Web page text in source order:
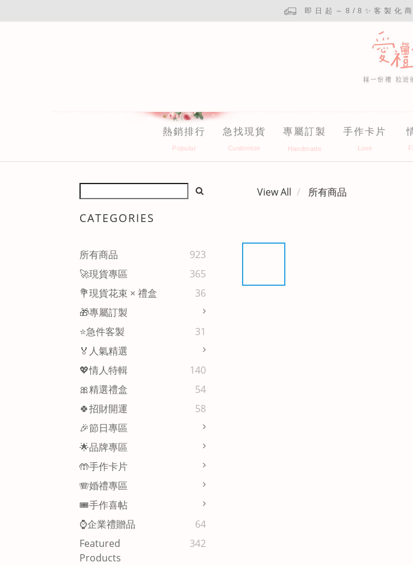
即日起～8/8✨客製化
熱銷排行 急找現貨 專屬訂製 手作卡片
CATEGORIES
所有商品
923
🚀現貨專區
365
💐現貨花束 × 禮盒
36
🎁專屬訂製
⭐急件客製
31
🏅人氣精選
💖情人特輯
140
🎀精選禮盒
54
🍀招財開運
58
🎉節日專區
🌟品牌專區
🤲手作卡片
🪗婚禮專區
🎟️手作喜帖
⌚企業禮贈品
64
Featured
Products
342
View All 所有商品